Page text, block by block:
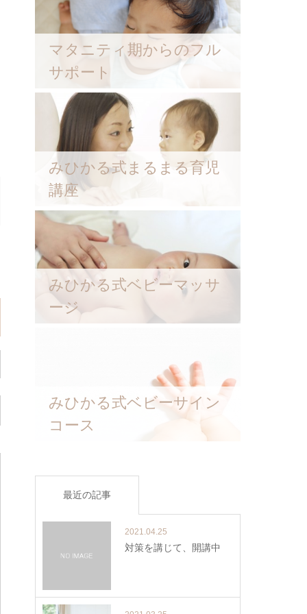
マタニティ期からのフル
サポート
みひかる式まるまる育児
講座
みひかる式ベビーマッサ
ージ
みひかる式ベビーサイン
コース
最近の記事
2021.04.25
対策を講じて、開講中